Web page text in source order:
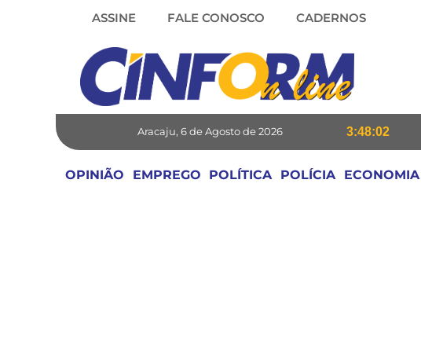
ASSINE FALE CONOSCO CADERNOS
Aracaju, 6 de Agosto de 2026 3:48:04
OPINIÃO EMPREGO POLÍTICA POLÍCIA ECONOMIA